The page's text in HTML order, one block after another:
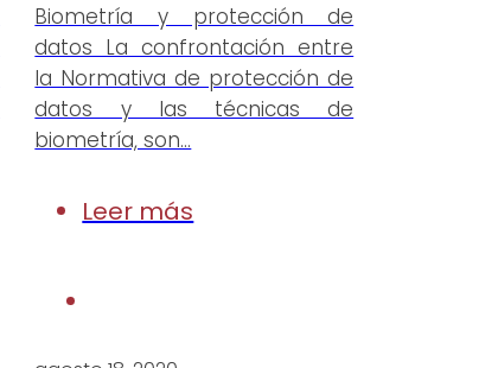
Biometría y protección de
datos La confrontación entre
la Normativa de protección de
datos y las técnicas de
biometría, son…
Leer más